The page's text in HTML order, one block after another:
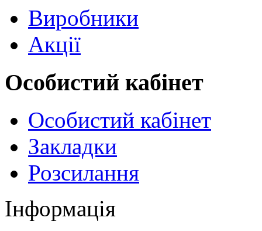
Виробники
Акції
Особистий кабінет
Особистий кабінет
Закладки
Розсилання
Інформація